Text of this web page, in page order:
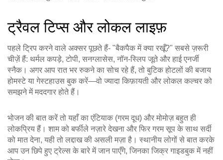
ट्रैवल टिप्स और लोकल लाइफ़
पहले ट्रिप करने वाले अक्सर पूछते हैं‑ "बैकपैक में क्या रखूँ?" सबसे ज़रूरी
चीज़ें हैं: थर्मल कपड़े, टोपी, सनग्लासेस, नॉन‑स्लिप जूते और हाई एनर्जी
स्नैक। अगर आप रात भर रुकने का सोच रहे हैं, तो बुटिक होटलों की बजाय
होमस्टे या गेस्टहाउस बुक करें—वो ज्यादा किफ़ायती और लोकल कल्चर को
समझने में मददगार होते हैं।
भोजन की बात करें तो यहाँ का एंटियाक (गरम दूध) और मोमोज़ बहुत ही
लोकप्रिय हैं। शाम को बर्फीले नज़ारे देखना और फिर गरम सूप के साथ सर्दी
को मात देना, यही तो लद्दाख की असली मज़ा है। स्थानीय लोगों से बात करके
आप उन छिपे हुए ट्रेल्स के बारे में जान पाएँगे, जिनका जिक्र गाइडबुक में नहीं